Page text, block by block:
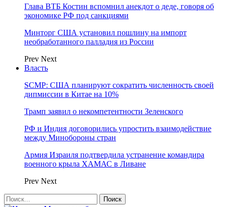
Глава ВТБ Костин вспомнил анекдот о деде, говоря об
экономике РФ под санкциями
Минторг США установил пошлину на импорт
необработанного палладия из России
Prev Next
Власть
SCMP: США планируют сократить численность своей
дипмиссии в Китае на 10%
Трамп заявил о некомпетентности Зеленского
РФ и Индия договорились упростить взаимодействие
между Минобороны стран
Армия Израиля подтвердила устранение командира
военного крыла ХАМАС в Ливане
Prev Next